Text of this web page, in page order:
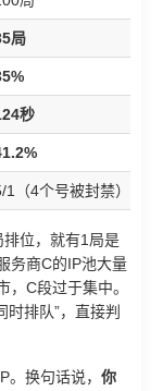
局
秒
1（4个号被封禁）
位，就有1局是
务商C的IP池大量
C段过于集中。
排队”，直接判
换句话说， 你